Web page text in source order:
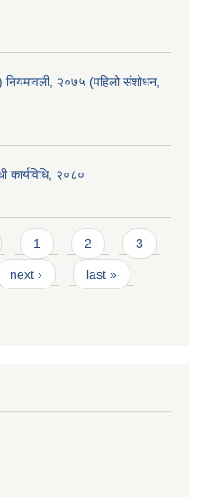
नियमावली, २०७५ (पहिलो संशोधन,
कार्यविधि, २०८०
1 2 3
next › last »